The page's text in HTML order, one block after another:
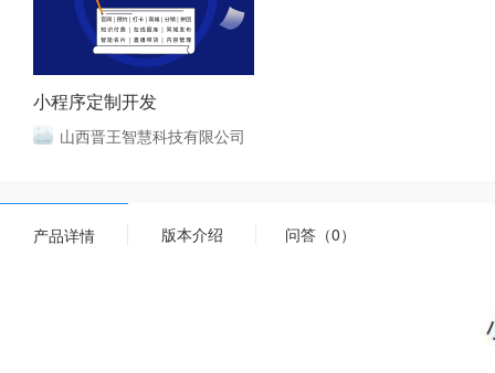
小程序定制开发
山西晋王智慧科技有限公司
产品详情 版本介绍 问答（0）